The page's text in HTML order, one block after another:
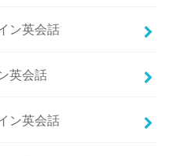
ン英会話
英会話
ン英会話